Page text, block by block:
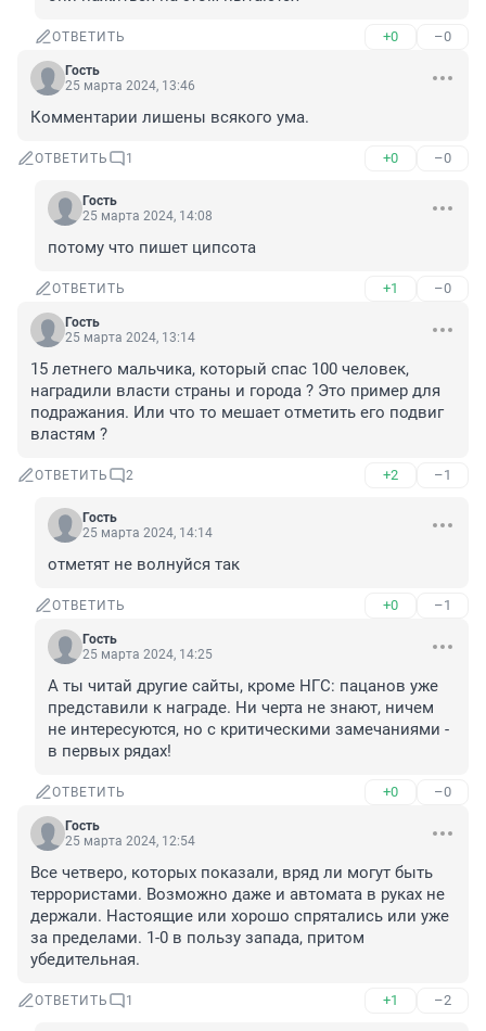
ОТВЕТИТЬ +0 –0
Гость
25 марта 2024, 13:46
Комментарии лишены всякого ума.
ОТВЕТИТЬ 1 +0 –0
Гость
25 марта 2024, 14:08
потому что пишет ципсота
ОТВЕТИТЬ +1 –0
Гость
25 марта 2024, 13:14
15 летнего мальчика, который спас 100 человек,
наградили власти страны и города ? Это пример для
подражания. Или что то мешает отметить его подвиг
властям ?
ОТВЕТИТЬ 2 +2 –1
Гость
25 марта 2024, 14:14
отметят не волнуйся так
ОТВЕТИТЬ +0 –1
Гость
25 марта 2024, 14:25
А ты читай другие сайты, кроме НГС: пацанов уже
представили к награде. Ни черта не знают, ничем
не интересуются, но с критическими замечаниями -
в первых рядах!
ОТВЕТИТЬ +0 –0
Гость
25 марта 2024, 12:54
Все четверо, которых показали, вряд ли могут быть
террористами. Возможно даже и автомата в руках не
держали. Настоящие или хорошо спрятались или уже
за пределами. 1-0 в пользу запада, притом
убедительная.
ОТВЕТИТЬ 1 +1 –2